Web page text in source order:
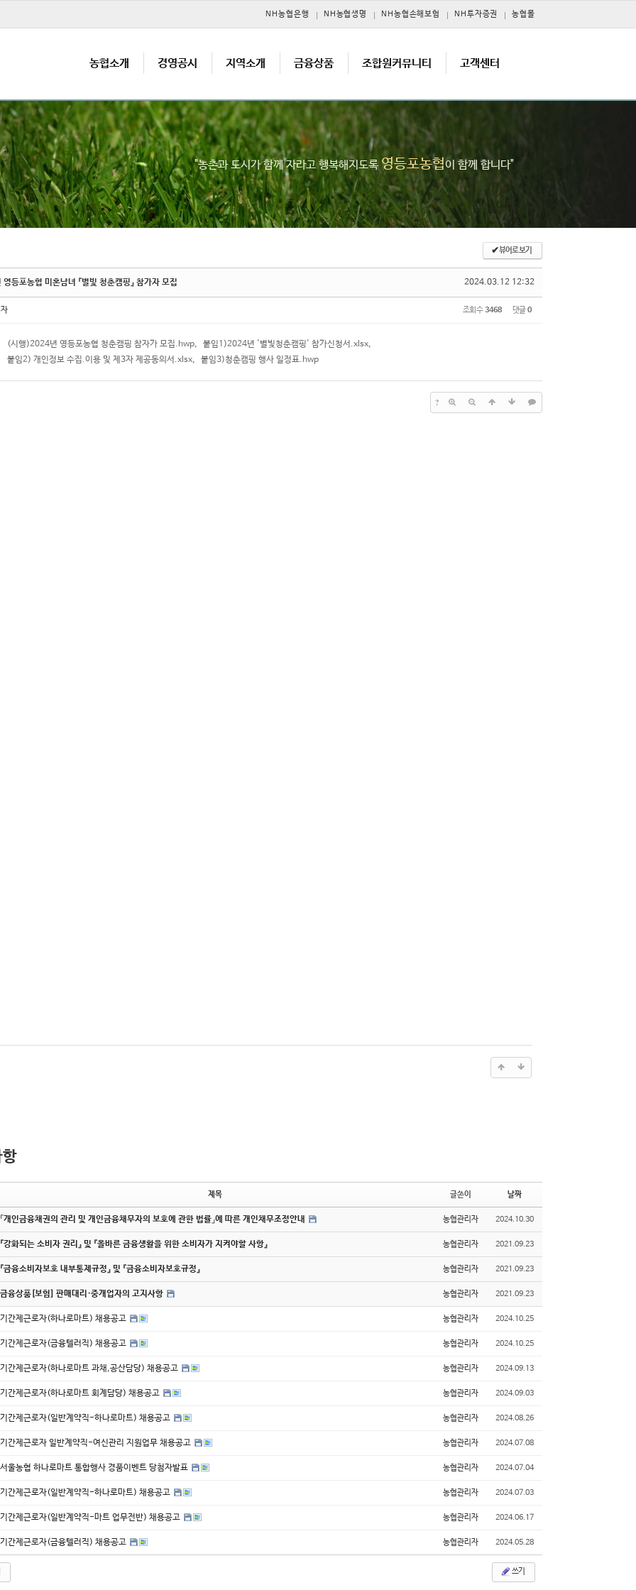
NH농협은행 NH농협생명 NH농협손해보험 NH투자증권 농협몰
농협소개 경영공시 지역소개 금융상품 조합원커뮤니티 고객센터
"농촌과 도시가 함께 자라고 행복해지도록영등포농협이 함께 합니다"
✔뷰어로 보기
2024.03.12 12:32
등포농협 미혼남녀 『별빛 청춘캠핑』 참가자 모집
조회 수3468 댓글0
(시행)2024년 영등포농협 청춘캠핑 참자가 모집.hwp, 붙임1)2024년 '별빛청춘캠핑' 참가신청서.xlsx,
붙임2) 개인정보 수집.이용 및 제3자 제공동의서.xlsx, 붙임3)청춘캠핑 행사 일정표.hwp
?
제목 글쓴이 날짜
「개인금융채권의 관리 및 개인금융채무자의 보호에 관한 법률」에 따른 개인채무조정안내 농협관리자 2024.10.30
『강화되는 소비자 권리』 및 『올바른 금융생활을 위한 소비자가 지켜야할 사항』 농협관리자 2021.09.23
『금융소비자보호 내부통제규정』 및 『금융소비자보호규정』 농협관리자 2021.09.23
금융상품[보험] 판매대리·중개업자의 고지사항 농협관리자 2021.09.23
기간제근로자(하나로마트) 채용공고 농협관리자 2024.10.25
기간제근로자(금융텔러직) 채용공고 농협관리자 2024.10.25
기간제근로자(하나로마트 과채,공산담당) 채용공고 농협관리자 2024.09.13
기간제근로자(하나로마트 회계담당) 채용공고 농협관리자 2024.09.03
기간제근로자(일반계약직-하나로마트) 채용공고 농협관리자 2024.08.26
기간제근로자 일반계약직-여신관리 지원업무 채용공고 농협관리자 2024.07.08
서울농협 하나로마트 통합행사 경품이벤트 당첨자발표 농협관리자 2024.07.04
기간제근로자(일반계약직-하나로마트) 채용공고 농협관리자 2024.07.03
기간제근로자(일반계약직-마트 업무전반) 채용공고 농협관리자 2024.06.17
기간제근로자(금융텔러직) 채용공고 농협관리자 2024.05.28
쓰기